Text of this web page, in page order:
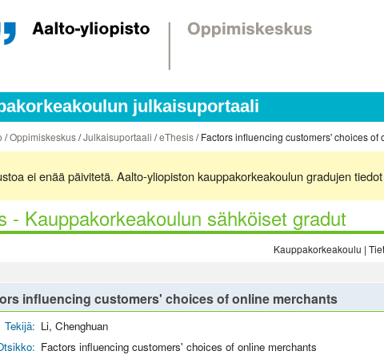
julkaisuportaali
/Oppimiskeskus/Julkaisuportaali /eThesis/ Factors influencing customers' choices
ei enää päivitetä. Aalto-yliopiston kauppakorkeakoulun gradujen
- Kauppakorkeakoulun sähköiset gradut
Kauppakorkeakoulu |
influencing customers' choices of online merchants
Tekijä: Li, Chenghuan
Factors influencing customers' choices of online merchants